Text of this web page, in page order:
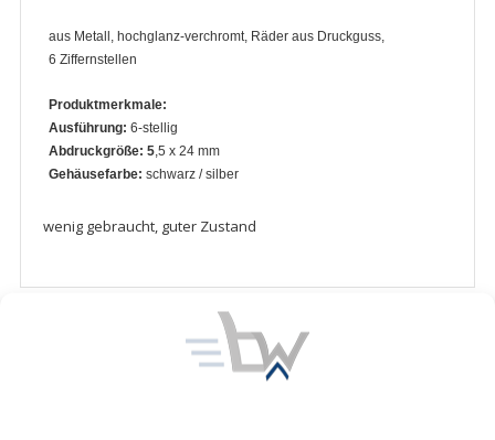
aus Metall, hochglanz-verchromt, Räder aus Druckguss,
6 Ziffernstellen
Produktmerkmale:
Ausführung: 6-stellig
Abdruckgröße: 5,5 x 24 mm
Gehäusefarbe: schwarz / silber
wenig gebraucht, guter Zustand